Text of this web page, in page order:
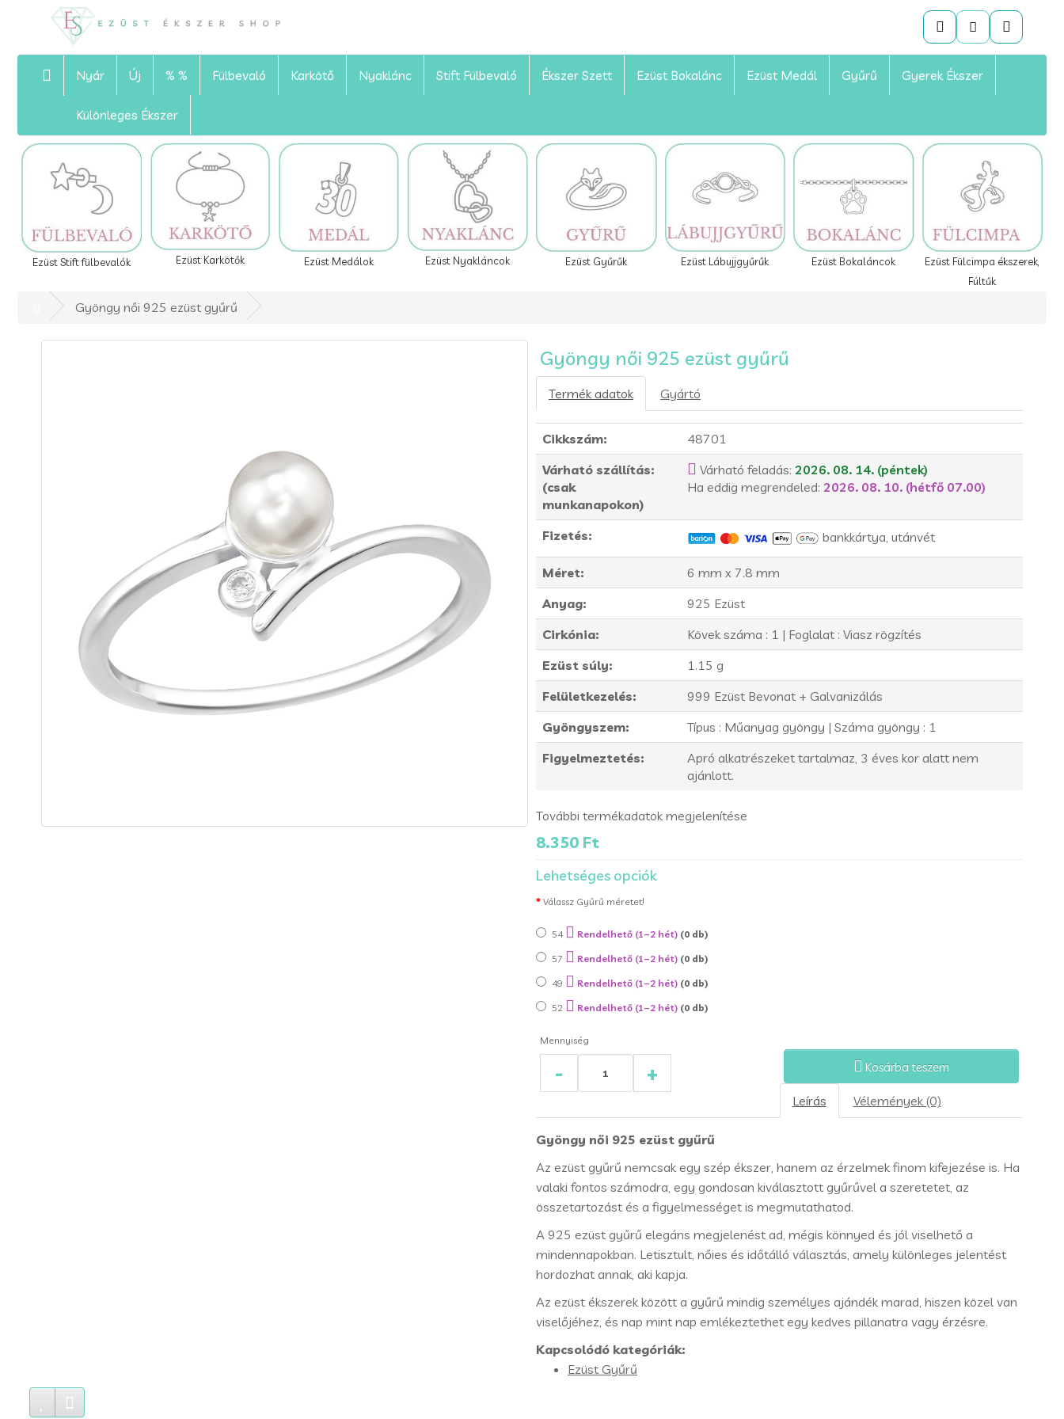
Nyár Új % % Fülbevaló Karkötő Nyaklánc Stift Fülbevaló Ékszer Szett Ezüst Bokalánc Ezüst Medál Gyűrű Gyerek Ékszer
Különleges Ékszer
Ezüst Stift fülbevalók Ezüst Karkötők Ezüst Medálok Ezüst Nyakláncok Ezüst Gyűrűk Ezüst Lábujjgyűrűk Ezüst Bokaláncok
Ezüst Fülcimpa ékszerek,
Fúltűk
Gyöngy női 925 ezüst gyűrű
Gyöngy női 925 ezüst gyűrű
Termék adatok Gyártó
Cikkszám:
48701
Várható szállítás:
(csak
munkanapokon)
Várható feladás: 2026. 08. 14. (péntek)
Ha eddig megrendeled: 2026. 08. 10. (hétfő 07.00)
Fizetés: bankkártya, utánvét
Méret:
6 mm x 7.8 mm
Anyag:
925 Ezüst
Cirkónia:
Kövek száma : 1 | Foglalat : Viasz rögzítés
Ezüst súly:
1.15 g
Felületkezelés:
999 Ezüst Bevonat + Galvanizálás
Gyöngyszem:
Típus : Műanyag gyöngy | Száma gyöngy : 1
Figyelmeztetés:
Apró alkatrészeket tartalmaz, 3 éves kor alatt nem
ajánlott.
További termékadatok megjelenítése
8.350 Ft
Lehetséges opciók
Válassz Gyűrű méretet!
54 Rendelhető (1–2 hét) (0 db)
57 Rendelhető (1–2 hét) (0 db)
49 Rendelhető (1–2 hét) (0 db)
52 Rendelhető (1–2 hét) (0 db)
Mennyiség
- + Kosárba teszem
Leírás Vélemények (0)
Gyöngy női 925 ezüst gyűrű
Az ezüst gyűrű nemcsak egy szép ékszer, hanem az érzelmek finom kifejezése is. Ha
valaki fontos számodra, egy gondosan kiválasztott gyűrűvel a szeretetet, az
összetartozást és a figyelmességet is megmutathatod.
A 925 ezüst gyűrű elegáns megjelenést ad, mégis könnyed és jól viselhető a
mindennapokban. Letisztult, nőies és időtálló választás, amely különleges jelentést
hordozhat annak, aki kapja.
Az ezüst ékszerek között a gyűrű mindig személyes ajándék marad, hiszen közel van
viselőjéhez, és nap mint nap emlékeztethet egy kedves pillanatra vagy érzésre.
Kapcsolódó kategóriák:
Ezüst Gyűrű